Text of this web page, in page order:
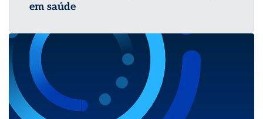
em saúde